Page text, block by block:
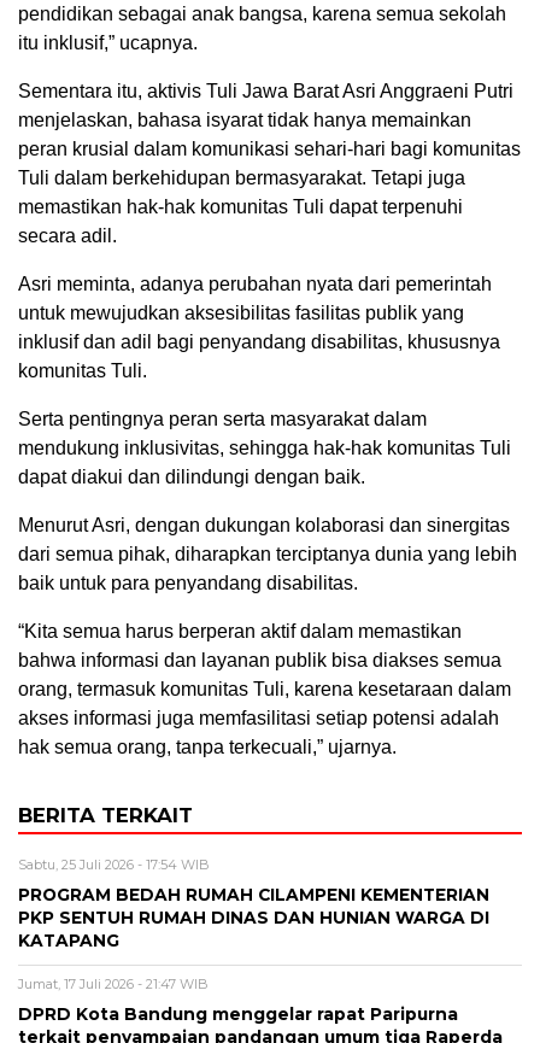
pendidikan sebagai anak bangsa, karena semua sekolah
itu inklusif,” ucapnya.
Sementara itu, aktivis Tuli Jawa Barat Asri Anggraeni Putri
menjelaskan, bahasa isyarat tidak hanya memainkan
peran krusial dalam komunikasi sehari-hari bagi komunitas
Tuli dalam berkehidupan bermasyarakat. Tetapi juga
memastikan hak-hak komunitas Tuli dapat terpenuhi
secara adil.
Asri meminta, adanya perubahan nyata dari pemerintah
untuk mewujudkan aksesibilitas fasilitas publik yang
inklusif dan adil bagi penyandang disabilitas, khususnya
komunitas Tuli.
Serta pentingnya peran serta masyarakat dalam
mendukung inklusivitas, sehingga hak-hak komunitas Tuli
dapat diakui dan dilindungi dengan baik.
Menurut Asri, dengan dukungan kolaborasi dan sinergitas
dari semua pihak, diharapkan terciptanya dunia yang lebih
baik untuk para penyandang disabilitas.
“Kita semua harus berperan aktif dalam memastikan
bahwa informasi dan layanan publik bisa diakses semua
orang, termasuk komunitas Tuli, karena kesetaraan dalam
akses informasi juga memfasilitasi setiap potensi adalah
hak semua orang, tanpa terkecuali,” ujarnya.
BERITA TERKAIT
Sabtu, 25 Juli 2026 - 17:54 WIB
PROGRAM BEDAH RUMAH CILAMPENI KEMENTERIAN
PKP SENTUH RUMAH DINAS DAN HUNIAN WARGA DI
KATAPANG
Jumat, 17 Juli 2026 - 21:47 WIB
DPRD Kota Bandung menggelar rapat Paripurna
terkait penyampaian pandangan umum tiga Raperda